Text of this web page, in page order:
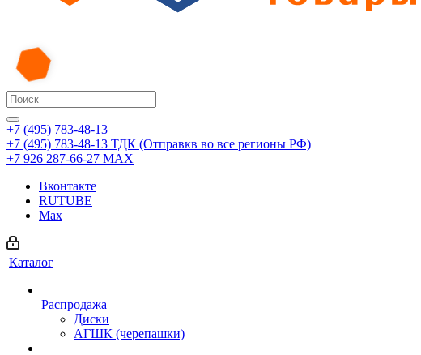
+7 (495) 783-48-13
+7 (495) 783-48-13 ТДК (Отправкв во все регионы РФ)
+7 926 287-66-27 МАХ
Вконтакте
RUTUBE
Max
Каталог
Распродажа
Диски
АГШК (черепашки)